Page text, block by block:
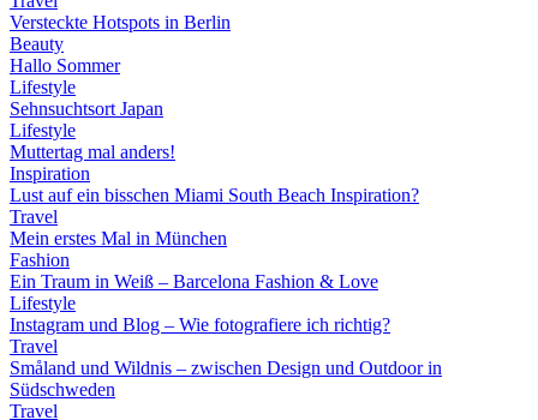
Versteckte Hotspots in Berlin
Beauty
Hallo Sommer
Lifestyle
Sehnsuchtsort Japan
Lifestyle
Muttertag mal anders!
Inspiration
Lust auf ein bisschen Miami South Beach Inspiration?
Travel
Mein erstes Mal in München
Fashion
Ein Traum in Weiß – Barcelona Fashion & Love
Lifestyle
Instagram und Blog – Wie fotografiere ich richtig?
Travel
Småland und Wildnis – zwischen Design und Outdoor in
Südschweden
Travel